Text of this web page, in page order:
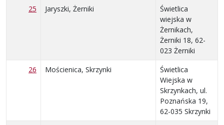
25
Jaryszki, Żerniki
Świetlica
wiejska w
Żernikach,
Żerniki 18, 62-
023 Żerniki
26
Mościenica, Skrzynki
Świetlica
Wiejska w
Skrzynkach, ul.
Poznańska 19,
62-035 Skrzynki